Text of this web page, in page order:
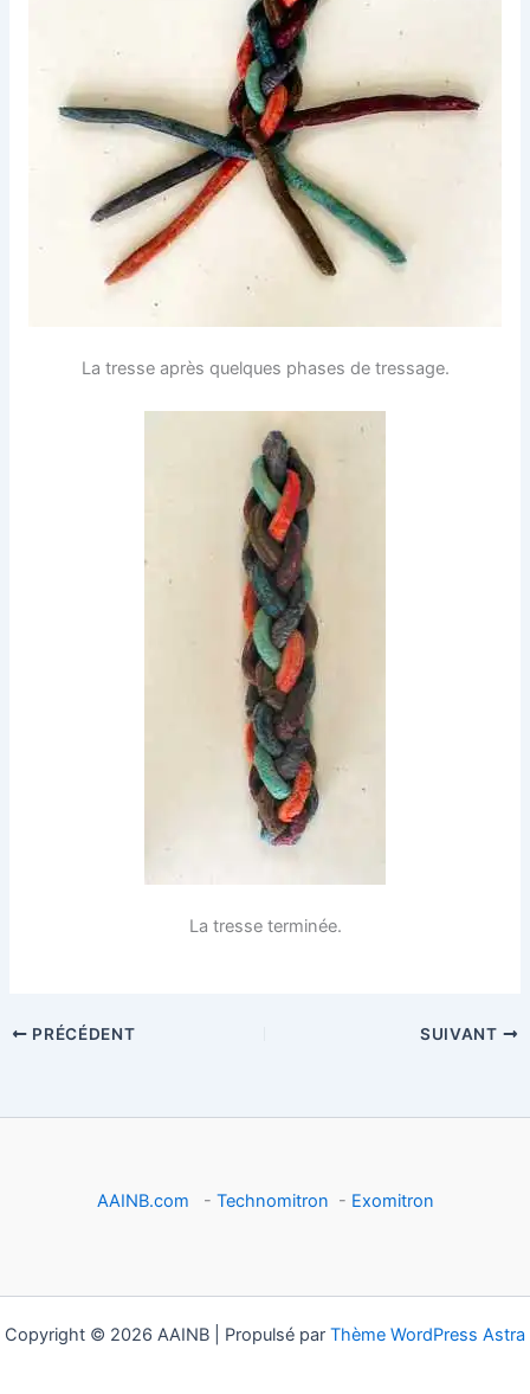
La tresse après quelques phases de tressage.
La tresse terminée.
PRÉCÉDENT SUIVANT
AAINB.com - Technomitron - Exomitron
Copyright © 2026 AAINB | Propulsé par Thème WordPress Astra